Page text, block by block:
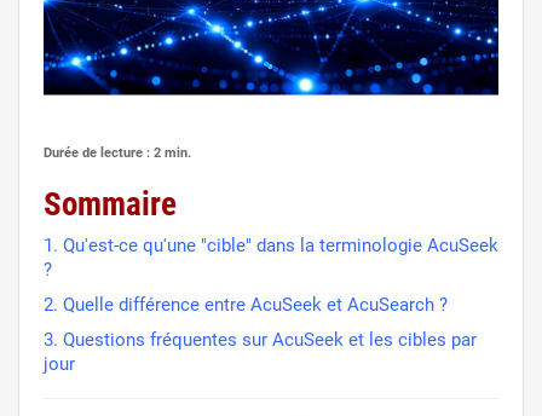
Durée de lecture : 2 min.
Sommaire
1. Qu'est-ce qu'une "cible" dans la terminologie AcuSeek
?
2. Quelle différence entre AcuSeek et AcuSearch ?
3. Questions fréquentes sur AcuSeek et les cibles par
jour